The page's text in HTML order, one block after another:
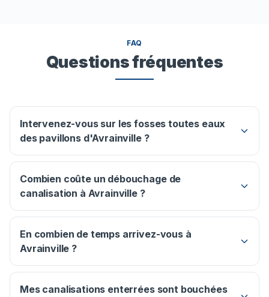
FAQ
Questions fréquentes
Intervenez-vous sur les fosses toutes eaux
des pavillons d'Avrainville ?
Combien coûte un débouchage de
canalisation à Avrainville ?
En combien de temps arrivez-vous à
Avrainville ?
Mes canalisations enterrées sont bouchées